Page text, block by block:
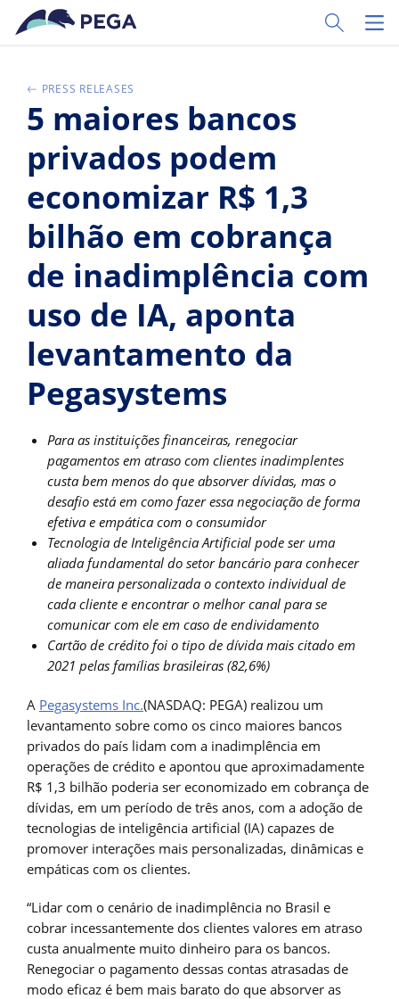
Pular para o conteúdo principal
Toggle
PRESS RELEASES
5 maiores bancos
privados podem
economizar R$ 1,3
bilhão em cobrança
de inadimplência com
uso de IA, aponta
levantamento da
Pegasystems
Para as instituições financeiras, renegociar
pagamentos em atraso com clientes inadimplentes
custa bem menos do que absorver dívidas, mas o
desafio está em como fazer essa negociação de forma
efetiva e empática com o consumidor
Tecnologia de Inteligência Artificial pode ser uma
aliada fundamental do setor bancário para conhecer
de maneira personalizada o contexto individual de
cada cliente e encontrar o melhor canal para se
comunicar com ele em caso de endividamento
Cartão de crédito foi o tipo de dívida mais citado em
2021 pelas famílias brasileiras (82,6%)
A Pegasystems Inc.(NASDAQ: PEGA) realizou um
levantamento sobre como os cinco maiores bancos
privados do país lidam com a inadimplência em
operações de crédito e apontou que aproximadamente
R$ 1,3 bilhão poderia ser economizado em cobrança de
dívidas, em um período de três anos, com a adoção de
tecnologias de inteligência artificial (IA) capazes de
promover interações mais personalizadas, dinâmicas e
empáticas com os clientes.
“Lidar com o cenário de inadimplência no Brasil e
cobrar incessantemente dos clientes valores em atraso
custa anualmente muito dinheiro para os bancos.
Renegociar o pagamento dessas contas atrasadas de
modo eficaz é bem mais barato do que absorver as